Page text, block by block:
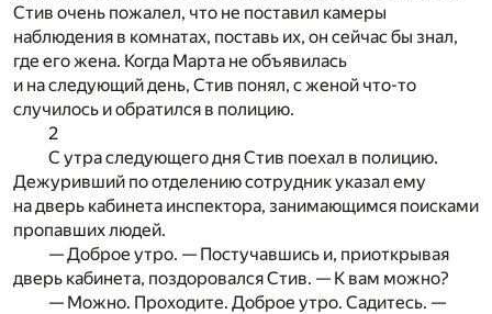
Стив очень пожалел, что не поставил камеры
наблюдения в комнатах, поставь их, он сейчас бы знал,
где его жена. Когда Марта не объявилась
и на следующий день, Стив понял, с женой что-то
случилось и обратился в полицию.
2
С утра следующего дня Стив поехал в полицию.
Дежуривший по отделению сотрудник указал ему
на дверь кабинета инспектора, занимающимся поисками
пропавших людей.
— Доброе утро. — Постучавшись и, приоткрывая
дверь кабинета, поздоровался Стив. — К вам можно?
— Можно. Проходите. Доброе утро. Садитесь. —